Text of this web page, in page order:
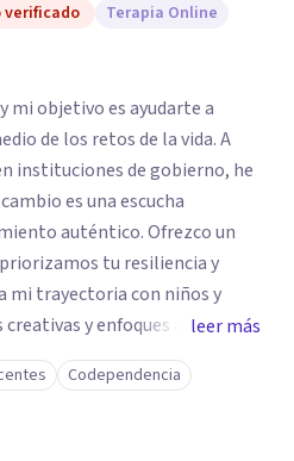
verificado Terapia Online
mi objetivo es ayudarte a
de los retos de la vida. A
instituciones de gobierno, he
es una escucha
auténtico. ​Ofrezco un
tu resiliencia y
mi trayectoria con niños y
y enfoques adaptados
Estoy aquí para escucharte
necesarias para fortalecer
leer más
Codependencia